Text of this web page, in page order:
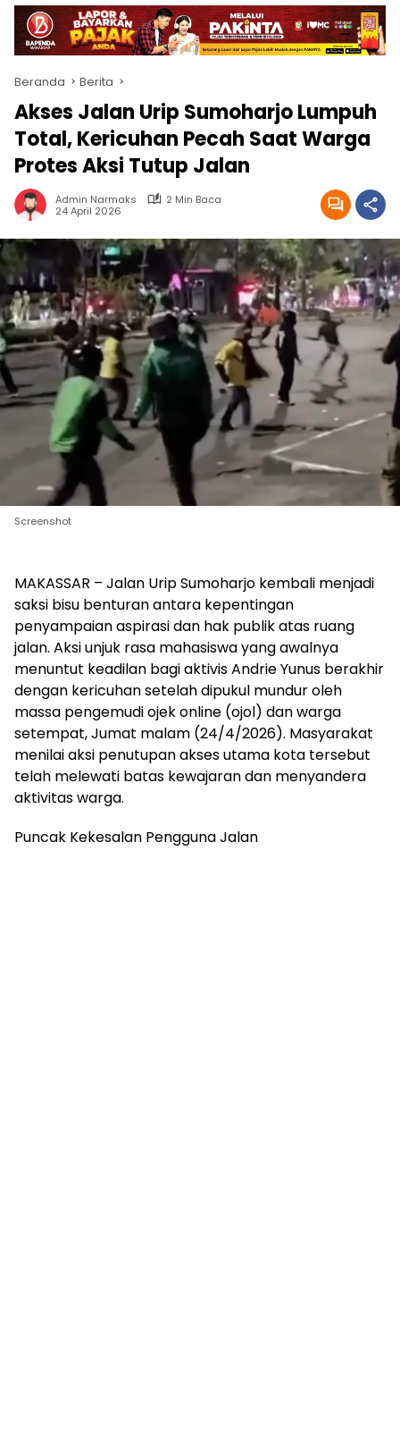
Beranda Berita
Akses Jalan Urip Sumoharjo Lumpuh
Total, Kericuhan Pecah Saat Warga
Protes Aksi Tutup Jalan
Admin Narmaks
2 Min Baca
24 April 2026
Screenshot
MAKASSAR – Jalan Urip Sumoharjo kembali menjadi
saksi bisu benturan antara kepentingan
penyampaian aspirasi dan hak publik atas ruang
jalan. Aksi unjuk rasa mahasiswa yang awalnya
menuntut keadilan bagi aktivis Andrie Yunus berakhir
dengan kericuhan setelah dipukul mundur oleh
massa pengemudi ojek online (ojol) dan warga
setempat, Jumat malam (24/4/2026). Masyarakat
menilai aksi penutupan akses utama kota tersebut
telah melewati batas kewajaran dan menyandera
aktivitas warga.
Puncak Kekesalan Pengguna Jalan